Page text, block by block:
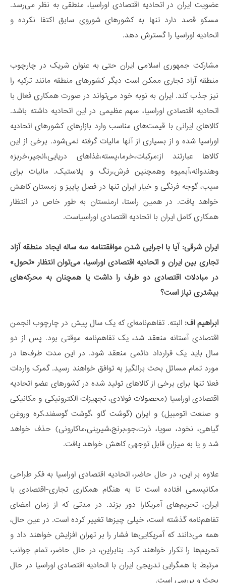
عضویت ایران در اتحادیه اقتصادی اوراسیا، منطقی به نظر می‌رسد.
مسکو قصد دارد تنها به کشورهای شوروی سابق اکتفا نکرده و
اتحادیه اوراسیا را گسترش دهد.
مشارکت جمهوری اسلامی ایران حتی به عنوان شریک در چارچوب
منطقه آزاد تجاری ممکن است دیگر کشورهای منطقه مانند ترکیه را
نیز جذب کند. ایران به نوبه خود می‌تواند در صورت همکاری فعال با
اتحادیه اقتصادی اوراسیا، سهم عظیمی در این اتحادیه داشته باشد.
کالاهای ایرانی با قیمت‌های مناسب وارد بازارهای کشورهای اتحادیه
اوراسیا شده و از بسیاری از آنها مالیات گرفته نمی‌شود. برخی از این
کالاها عبارتند از:مرکبات،خرما،پسته،غذاهای دریایی،انجیر،خربزه
وهندوانه،آبمیوه وهمچنین فرش،رنگ و پلاستیک. مالیات برای
سیب، گوجه فرنگی و خیار ایران تنها در فصل پاییز و زمستان کاهش
خواهد یافت. در همین راستا، ارمنستان به طور خاص در انتظار
همکاری کامل ایران با اتحادیه اقتصادی اوراسیاست.
ایران شرقی:آیا با اجرایی شدن موافقتنامه سه ساله ایجاد منطقه آزاد
تجاری بین ایران و اتحادیه اقتصادی اوراسیا، می‌توان انتظار «تحول»
در مبادلات اقتصادی دو طرف را داشت یا همچنان به محرکه‌های
بیشتری نیاز است؟
ابراهیم اف:البته. تفاهم‌نامه‌ای که یک سال پیش در چارچوب انجمن
اقتصادی آستانه منعقد شد، یک تفاهم‌نامه موقتی بود. پس از دو
سال باید یک قرارداد دائمی منعقد شود. در این مدت طرف‌ها در
مورد تمام مسائل بحث برانگیز به توافق خواهند رسید. گمرک واردات
فعلا تنها برای برخی از کالاهای تولید شده در کشورهای عضو اتحادیه
اقتصادی اوراسیا (محصولات فولادی، تجهیزات الکترونیکی و مکانیکی
و صنعت اتومبیل) و ایران (گوشت گاو ،گوشت گوسفند،کره وروغن
گیاهی، نخود، سویا، ذرت،جو،برنج،شیرینی،ماکارونی) حذف خواهد
شد و یا به میزان قابل توجهی کاهش خواهد یافت.
علاوه بر این، در حال حاضر، اتحادیه اقتصادی اوراسیا به فکر طراحی
مکانیسمی افتاده است تا به هنگام همکاری تجاری-اقتصادی با
ایران، تحریم‌های آمریکارا دور بزند. در مدتی که از زمان امضای
تفاهم‌نامه گذشته است، خیلی چیزها تغییر کرده است. در عین حال،
همه می‌دانند که آمریکایی‌ها فشار را بر تهران افزایش خواهند داد و
تحریم‌ها را تکرار خواهند کرد. بنابراین، در حال حاضر، تمام جوانب
مرتبط با همگرایی تدریجی ایران با اتحادیه اقتصادی اوراسیا در حال
بحث و بررسی است.